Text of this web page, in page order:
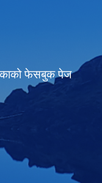
फेसबुक पेज